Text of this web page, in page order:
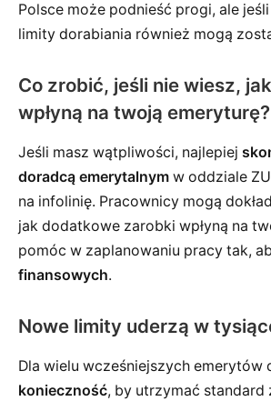
Polsce może podnieść progi, ale jeśli
limity dorabiania również mogą
Co zrobić, jeśli nie wiesz,
wpłyną na twoją emeryturę?
Jeśli masz wątpliwości, najlepiej
doradcą emerytalnym w oddziale
na infolinię. Pracownicy mogą
jak dodatkowe zarobki wpłyną na
pomóc w zaplanowaniu pracy tak,
finansowych.
Nowe limity uderzą w
Dla wielu wcześniejszych emerytów
konieczność, by utrzymać standard